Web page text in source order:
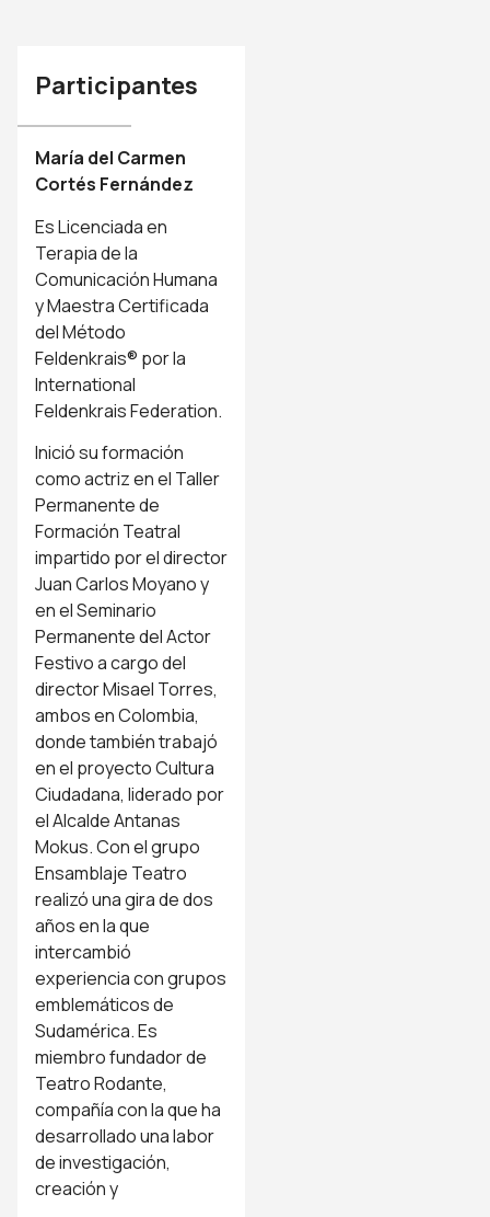
Participantes
María del Carmen
Cortés Fernández
Es Licenciada en
Terapia de la
Comunicación Humana
y Maestra Certificada
del Método
Feldenkrais® por la
International
Feldenkrais Federation.
Inició su formación
como actriz en el Taller
Permanente de
Formación Teatral
impartido por el director
Juan Carlos Moyano y
en el Seminario
Permanente del Actor
Festivo a cargo del
director Misael Torres,
ambos en Colombia,
donde también trabajó
en el proyecto Cultura
Ciudadana, liderado por
el Alcalde Antanas
Mokus. Con el grupo
Ensamblaje Teatro
realizó una gira de dos
años en la que
intercambió
experiencia con grupos
emblemáticos de
Sudamérica. Es
miembro fundador de
Teatro Rodante,
compañía con la que ha
desarrollado una labor
de investigación,
creación y